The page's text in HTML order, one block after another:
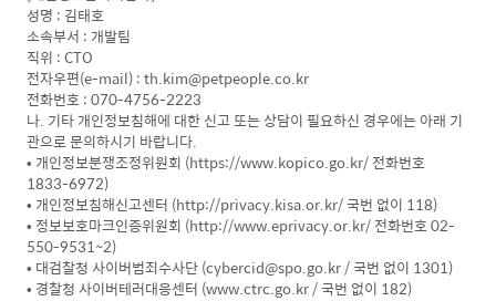
성명 : 김태호
소속부서 : 개발팀
직위 : CTO
전자우편(e-mail) : th.kim@petpeople.co.kr
전화번호 : 070-4756-2223
나. 기타 개인정보침해에 대한 신고 또는 상담이 필요하신 경우에는 아래 기
관으로 문의하시기 바랍니다.
• 개인정보분쟁조정위원회 (https://www.kopico.go.kr/ 전화번호
1833-6972)
• 개인정보침해신고센터 (http://privacy.kisa.or.kr/ 국번 없이 118)
• 정보보호마크인증위원회 (http://www.eprivacy.or.kr/ 전화번호 02-
550-9531~2)
• 대검찰청 사이버범죄수사단 (cybercid@spo.go.kr / 국번 없이 1301)
• 경찰청 사이버테러대응센터 (www.ctrc.go.kr / 국번 없이 182)